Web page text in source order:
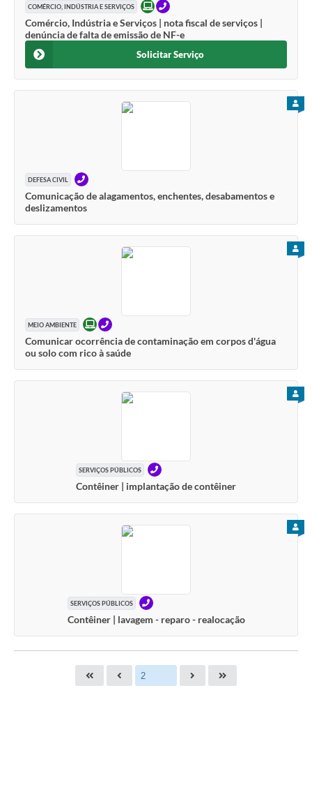
COMÉRCIO, INDÚSTRIA E SERVIÇOS ONLINETELEFONE
Comércio, Indústria e Serviços | nota fiscal de serviços |
denúncia de falta de emissão de NF-e
Solicitar Serviço
DEFESA CIVIL TELEFONE
Comunicação de alagamentos, enchentes, desabamentos e
deslizamentos
MEIO AMBIENTE ONLINETELEFONE
Comunicar ocorrência de contaminação em corpos d'água
ou solo com rico à saúde
SERVIÇOS PÚBLICOS TELEFONE
Contêiner | implantação de contêiner
SERVIÇOS PÚBLICOS TELEFONE
Contêiner | lavagem - reparo - realocação